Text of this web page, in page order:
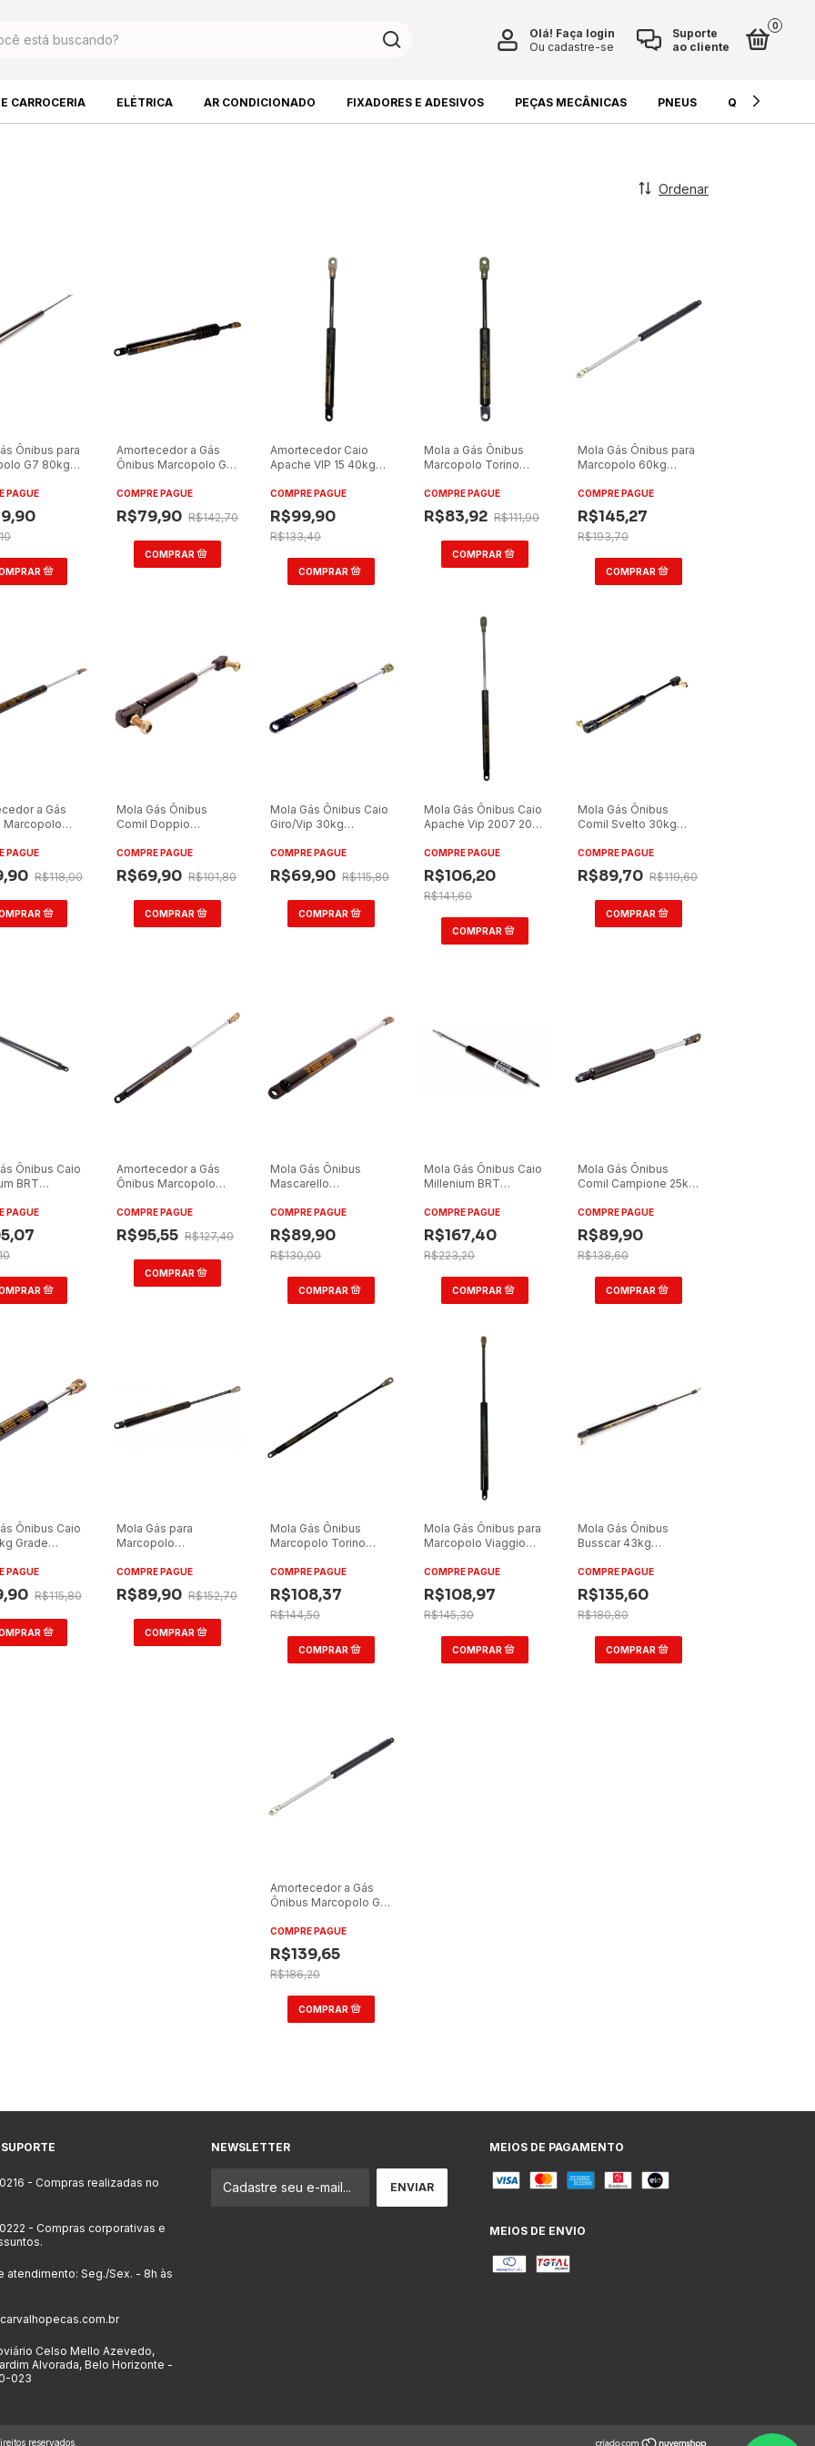
Suporte
ao cliente
Olá! Faça login
Ou cadastre-se
0
CARROCERIA ELÉTRICA AR CONDICIONADO FIXADORES E ADESIVOS PEÇAS MECÂNICAS PNEUS QUÍMICOS E
Ordenar
Ônibus para
G7 80kg
PAGUE
Amortecedor a Gás
Ônibus Marcopolo GV
COMPRE PAGUE
R$79,90 R$142,70
Amortecedor Caio
Apache VIP 15 40kg
Dianteira/Traseira
COMPRE PAGUE
R$99,90
R$133,40
Mola a Gás Ônibus
Marcopolo Torino
Dianteira Traseira ST
COMPRE PAGUE
R$83,92 R$111,90
Mola Gás Ônibus para
Marcopolo 60kg
Terminal Standard
COMPRE PAGUE
R$145,27
R$193,70
a Gás
Marcopolo
PAGUE
R$118,00
Mola Gás Ônibus
Comil Doppio
Gold/Svelto 2016 25kg
COMPRE PAGUE
R$69,90 R$101,80
Mola Gás Ônibus Caio
Giro/Vip 30kg
14,5cm C 19cm
COMPRE PAGUE
R$69,90 R$115,80
Mola Gás Ônibus Caio
Apache Vip 2007 20kg
Terminal Standard
COMPRE PAGUE
R$106,20
R$141,60
Mola Gás Ônibus
Comil Svelto 30kg
Terminal Rótula
Plástica
COMPRE PAGUE
R$89,70 R$119,60
Ônibus Caio
BRT
Terminal
PAGUE
Amortecedor a Gás
Ônibus Marcopolo
COMPRE PAGUE
R$95,55 R$127,40
Mola Gás Ônibus
Mascarello
Grade Dianteira
Terminal Standard
COMPRE PAGUE
R$89,90
R$130,00
Mola Gás Ônibus Caio
Millenium BRT
Dianteira Terminal
COMPRE PAGUE
R$167,40
R$223,20
Mola Gás Ônibus
Comil Campione 25kg
Terminal Standard
COMPRE PAGUE
R$89,90
R$138,60
Ônibus Caio
Grade
Terminal
PAGUE
R$115,80
Mola Gás para
Marcopolo
35kg Grade Dianteira
COMPRE PAGUE
R$89,90 R$152,70
Mola Gás Ônibus
Marcopolo Torino
Ideale 42kg Grade
Dianteira Terminal
Standard
COMPRE PAGUE
R$108,37
R$144,50
Mola Gás Ônibus para
Marcopolo Viaggio
Standard
COMPRE PAGUE
R$108,97
R$145,30
Mola Gás Ônibus
Busscar 43kg
Plástica
COMPRE PAGUE
R$135,60
R$180,80
Amortecedor a Gás
Ônibus Marcopolo G7
COMPRE PAGUE
R$139,65
R$186,20
- Compras realizadas no
- Compras corporativas e
atendimento: Seg./Sex. - 8h às
Celso Mello Azevedo,
Alvorada, Belo Horizonte -
023
NEWSLETTER MEIOS DE PAGAMENTO
MEIOS DE ENVIO
reservados.